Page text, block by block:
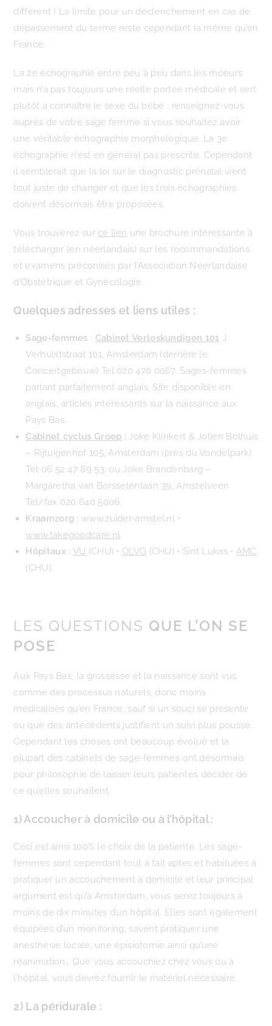
différent ! La limite pour un déclenchement en cas de
dépassement du terme reste cependant la même qu’en
France.
La 2e échographie entre peu à peu dans les moeurs
mais n’a pas toujours une réelle portée médicale et sert
plutôt à connaître le sexe du bébé : renseignez-vous
auprès de votre sage femme si vous souhaitez avoir
une véritable échographie morphologique. La 3e
échographie n’est en général pas prescrite. Cependant
il semblerait que la loi sur le diagnostic prénatal vient
tout juste de changer et que les trois échographies
doivent désormais être proposées.
Vous trouverez sur ce lien une brochure intéressante à
télécharger (en néerlandais) sur les recommandations
et examens préconisés par l’Association Néerlandaise
d’Obstétrique et Gynécologie.
Quelques adresses et liens utiles :
Sage-femmes : Cabinet Verloskundigen 101 J.
Verhulststraat 101, Amsterdam (derrière le
Concertgebouw) Tel 020 470 0067. Sages-femmes
parlant parfaitement anglais. Site disponible en
anglais, articles intéressants sur la naissance aux
Pays Bas.
Cabinet cyclus Groep : Joke Klinkert & Jolien Bolhuis
– Rijtuigenhof 105, Amsterdam (près du Vondelpark)
Tel 06 52 47 89 53. ou Joke Brandenbarg –
Margaretha van Borsselenlaan 39, Amstelveen
Tel/fax 020 640 5006.
Kraamzorg : www.zuider-amstel.nl •
www.takegoodcare.nl
Hôpitaux : VU (CHU) • OLVG (CHU) • Sint Lukas • AMC
(CHU).
LES QUESTIONS QUE L’ON SE
POSE
Aux Pays Bas, la grossesse et la naissance sont vus
comme des processus naturels, donc moins
médicalisés qu’en France, sauf si un souci se présente
ou que des antécédents justifient un suivi plus poussé.
Cependant les choses ont beaucoup évolué et la
plupart des cabinets de sage-femmes ont désormais
pour philosophie de laisser leurs patientes décider de
ce qu’elles souhaitent.
1) Accoucher à domicile ou à l’hôpital :
Ceci est ainsi 100% le choix de la patiente. Les sage-
femmes sont cependant tout à fait aptes et habituées à
pratiquer un accouchement à domicile et leur principal
argument est qu’à Amsterdam, vous serez toujours à
moins de dix minutes d’un hôpital. Elles sont également
équipées d’un monitoring, savent pratiquer une
anesthésie locale, une épisiotomie ainsi qu’une
réanimation… Que vous accouchiez chez vous ou à
l’hôpital, vous devrez fournir le matériel nécessaire.
2) La péridurale :